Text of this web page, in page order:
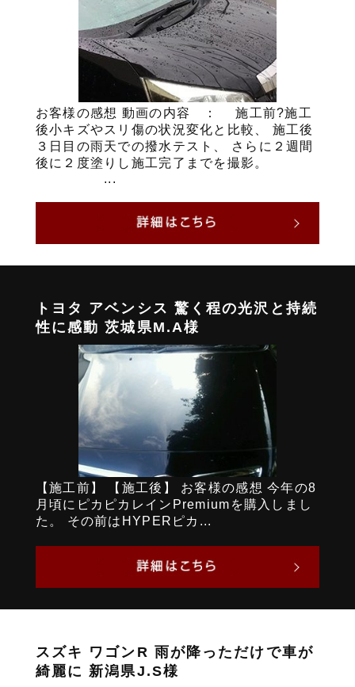
お客様の感想 動画の内容 ： 施工前?施工
後小キズやスリ傷の状況変化と比較、 施工後
３日目の雨天での撥水テスト、 さらに２週間
後に２度塗りし施工完了までを撮影。
...
トヨタ アベンシス 驚く程の光沢と持続
性に感動 茨城県M.A様
【施工前】 【施工後】 お客様の感想 今年の8
月頃にピカピカレインPremiumを購入しまし
た。 その前はHYPERピカ...
スズキ ワゴンR 雨が降っただけで車が
綺麗に 新潟県J.S様